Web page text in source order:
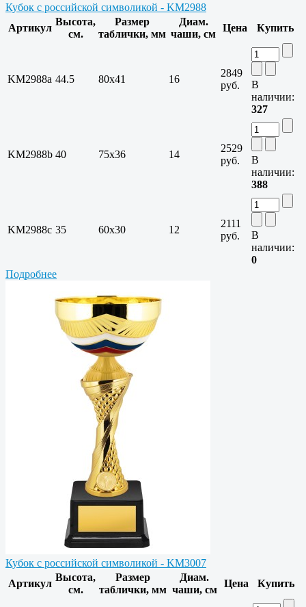
Кубок с российской символикой - KM2988
Артикул
Высота,
см.
Размер
таблички, мм
Диам.
чаши, см
Цена Купить
KM2988a 44.5 80х41 16
2849
руб.
В
наличии:
327
KM2988b 40 75х36 14
2529
руб.
В
наличии:
388
KM2988c 35 60х30 12
2111
руб.
В
наличии:
0
Подробнее
Кубок с российской символикой - KM3007
Артикул
Высота,
см.
Размер
таблички, мм
Диам.
чаши, см
Цена Купить